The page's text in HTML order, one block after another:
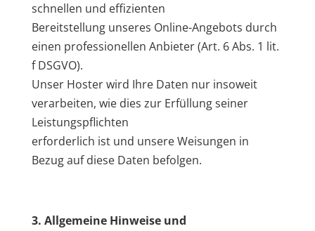
schnellen und effizienten
Bereitstellung unseres Online-Angebots durch
einen professionellen Anbieter (Art. 6 Abs. 1 lit.
f DSGVO).
Unser Hoster wird Ihre Daten nur insoweit
verarbeiten, wie dies zur Erfüllung seiner
Leistungspflichten
erforderlich ist und unsere Weisungen in
Bezug auf diese Daten befolgen.
3. Allgemeine Hinweise und